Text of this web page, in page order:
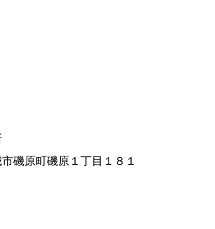
磯原町磯原１丁目１８１